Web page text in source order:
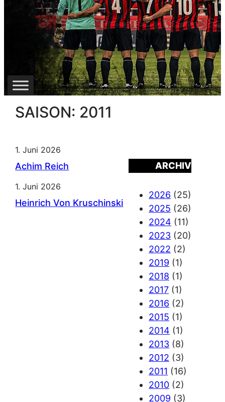
SAISON: 2011
1. Juni 2026
Achim Reich
1. Juni 2026
Heinrich Von Kruschinski
ARCHIV
2026 (25)
2025 (26)
2024 (11)
2023 (20)
2022 (2)
2019 (1)
2018 (1)
2017 (1)
2016 (2)
2015 (1)
2014 (1)
2013 (8)
2012 (3)
2011 (16)
2010 (2)
2009 (3)